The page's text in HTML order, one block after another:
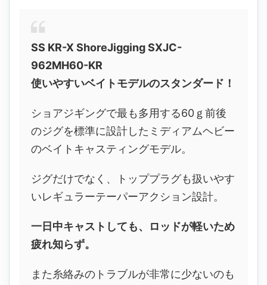
SS KR-X ShoreJigging SXJC-
962MH60-KR
使いやすいベイトモデルのスタンダード！
ショアジギングで最も多用する60ｇ前後
のジグを標準に設計したミディアムヘビー
のベイトキャスティングモデル。
ジグだけでなく、トッププラグも扱いやす
いレギュラーテーパーアクション設計。
一日中キャストしても、ロッドが軽いため
疲れ知らず。
また糸絡みのトラブルが非常に少ないのも